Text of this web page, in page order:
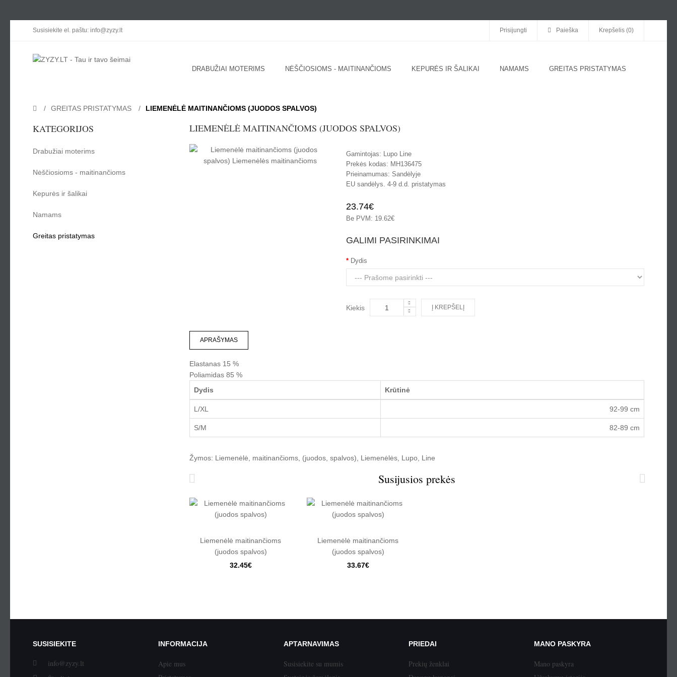
Susisiekite el. paštu: info@zyzy.lt Prisijungti Paieška Krepšelis (0)
DRABUŽIAI MOTERIMS NĖŠČIOSIOMS - MAITINANČIOMS KEPURĖS IR ŠALIKAI NAMAMS GREITAS PRISTATYMAS
GREITAS PRISTATYMAS LIEMENĖLĖ MAITINANČIOMS (JUODOS SPALVOS)
KATEGORIJOS
Drabužiai moterims
Nėščiosioms - maitinančioms
Kepurės ir šalikai
Namams
Greitas pristatymas
LIEMENĖLĖ MAITINANČIOMS (JUODOS SPALVOS)
Gamintojas: Lupo Line
Prekės kodas: MH136475
Prieinamumas: Sandėlyje
EU sandėlys. 4-9 d.d. pristatymas
23.74€
Be PVM: 19.62€
GALIMI PASIRINKIMAI
Dydis
Kiekis
APRAŠYMAS
Elastanas 15 %
Poliamidas 85 %
Dydis
Krūtinė
L/XL 92-99 cm
S/M 82-89 cm
Žymos: Liemenėlė maitinančioms (juodos spalvos) Liemenėlės Lupo Line
Susijusios prekės
Liemenėlė maitinančioms
(juodos spalvos)
32.45€
Liemenėlė maitinančioms
(juodos spalvos)
33.67€
SUSISIEKITE
info@zyzy.lt
INFORMACIJA
Apie mus
APTARNAVIMAS
Susisiekite su mumis
PRIEDAI
Prekių ženklai
MANO PASKYRA
Mano paskyra